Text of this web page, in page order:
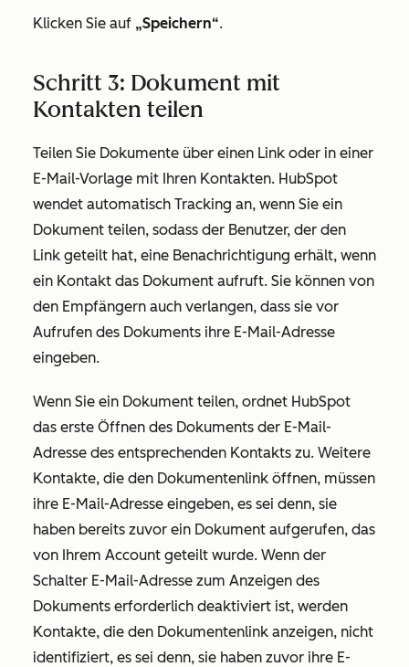
Klicken Sie auf „Speichern“.
Schritt 3: Dokument mit
Kontakten teilen
Teilen Sie Dokumente über einen Link oder in einer
E-Mail-Vorlage mit Ihren Kontakten. HubSpot
wendet automatisch Tracking an, wenn Sie ein
Dokument teilen, sodass der Benutzer, der den
Link geteilt hat, eine Benachrichtigung erhält, wenn
ein Kontakt das Dokument aufruft. Sie können von
den Empfängern auch verlangen, dass sie vor
Aufrufen des Dokuments ihre E-Mail-Adresse
eingeben.
Wenn Sie ein Dokument teilen, ordnet HubSpot
das erste Öffnen des Dokuments der E-Mail-
Adresse des entsprechenden Kontakts zu. Weitere
Kontakte, die den Dokumentenlink öffnen, müssen
ihre E-Mail-Adresse eingeben, es sei denn, sie
haben bereits zuvor ein Dokument aufgerufen, das
von Ihrem Account geteilt wurde. Wenn der
Schalter E-Mail-Adresse zum Anzeigen des
Dokuments erforderlich deaktiviert ist, werden
Kontakte, die den Dokumentenlink anzeigen, nicht
identifiziert, es sei denn, sie haben zuvor ihre E-